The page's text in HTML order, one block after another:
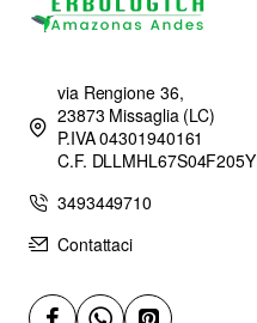
via Rengione 36,
23873 Missaglia (LC)
P.IVA 04301940161
C.F. DLLMHL67S04F205Y
3493449710
Contattaci